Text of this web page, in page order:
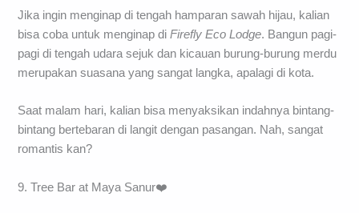
Jika ingin menginap di tengah hamparan sawah hijau, kalian
bisa coba untuk menginap diFirefly Eco Lodge. Bangun pagi-
pagi di tengah udara sejuk dan kicauan burung-burung merdu
merupakan suasana yang sangat langka, apalagi di kota.
Saat malam hari, kalian bisa menyaksikan indahnya bintang-
bintang bertebaran di langit dengan pasangan. Nah, sangat
romantis kan?
9. Tree Bar at Maya Sanur❤️